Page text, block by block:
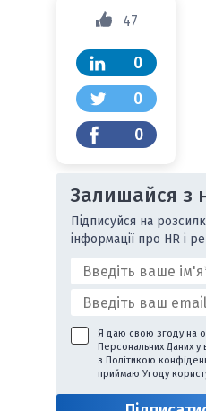
47
0
0
0
Залишайся з
Підписуйся на
інформації про HR і
Я даю свою згоду на
Персональних Даних у
з Політикою
приймаю Угоду